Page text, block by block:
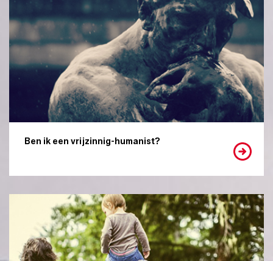
Ben ik een vrijzinnig-humanist?